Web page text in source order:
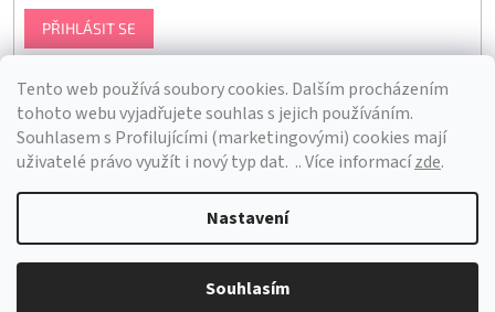
Tento web používá soubory cookies. Dalším procházením
tohoto webu vyjadřujete souhlas s jejich používáním.
Souhlasem s Profilujícími (marketingovými) cookies mají
uživatelé právo využít i nový typ dat. .. Více informacízde.
Nastavení
Souhlasím
PŘIHLÁSIT SE
Vytvořil Shoptet
Bra Hunting. Všechna práva vyhrazena.